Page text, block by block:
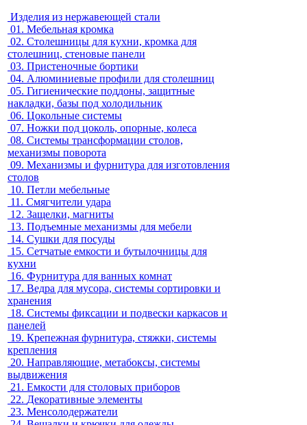
Изделия из нержавеющей стали
01. Мебельная кромка
02. Столешницы для кухни, кромка для
столешниц, стеновые панели
03. Пристеночные бортики
04. Алюминиевые профили для столешниц
05. Гигиенические поддоны, защитные
накладки, базы под холодильник
06. Цокольные системы
07. Ножки под цоколь, опорные, колеса
08. Системы трансформации столов,
механизмы поворота
09. Механизмы и фурнитура для изготовления
столов
10. Петли мебельные
11. Смягчители удара
12. Защелки, магниты
13. Подъемные механизмы для мебели
14. Сушки для посуды
15. Сетчатые емкости и бутылочницы для
кухни
16. Фурнитура для ванных комнат
17. Ведра для мусора, системы сортировки и
хранения
18. Системы фиксации и подвески каркасов и
панелей
19. Крепежная фурнитура, стяжки, системы
крепления
20. Направляющие, метабоксы, системы
выдвижения
21. Емкости для столовых приборов
22. Декоративные элементы
23. Менсолодержатели